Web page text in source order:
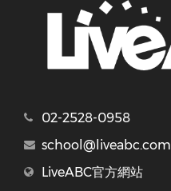
02-2528-0958
school@liveabc.com
LiveABC官方網站